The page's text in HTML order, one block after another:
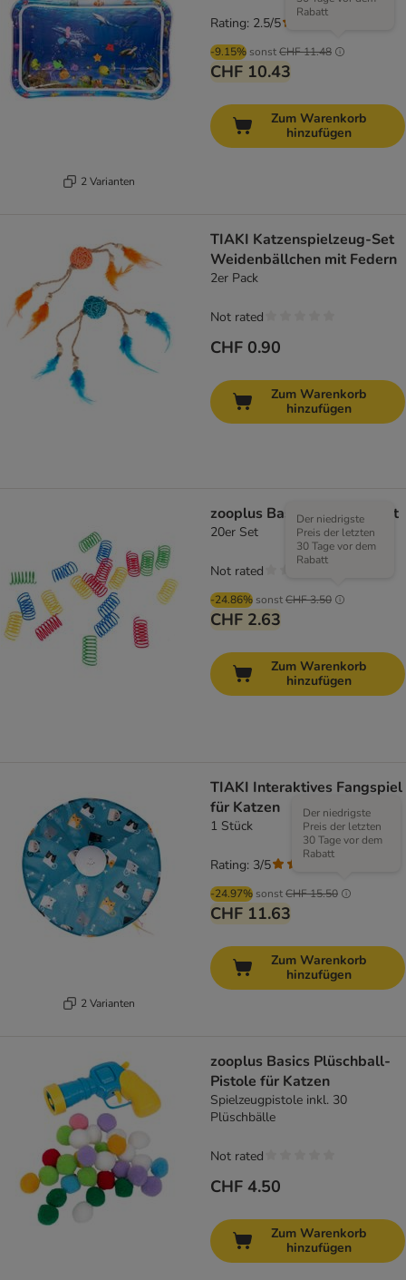
2 Varianten
-9.15% sonstCHF 11.48
Rabatt
CHF 10.43
Rating: 2.5/5
Zum Warenkorb
hinzufügen
TIAKI Katzenspielzeug-Set
Weidenbällchen mit Federn
2er Pack
CHF 0.90
Not rated
Zum Warenkorb
hinzufügen
zooplus Basics Spiralen-Set
20er Set
-24.86% sonstCHF 3.50
Der niedrigste
Preis der letzten
30 Tage vor dem
Rabatt
CHF 2.63
Not rated
Zum Warenkorb
hinzufügen
2 Varianten
TIAKI Interaktives Fangspiel
für Katzen
1 Stück
-24.97% sonstCHF 15.50
Der niedrigste
Preis der letzten
30 Tage vor dem
Rabatt
CHF 11.63
Rating: 3/5
Zum Warenkorb
hinzufügen
zooplus Basics Plüschball-
Pistole für Katzen
Spielzeugpistole inkl. 30
Plüschbälle
CHF 4.50
Not rated
Zum Warenkorb
hinzufügen